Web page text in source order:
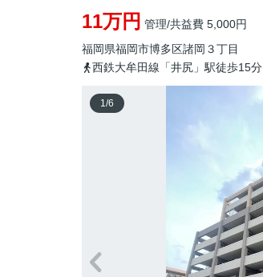
11万円 管理/共益費 5,000円
福岡県福岡市博多区諸岡 ３丁目
西鉄大牟田線「井尻」駅徒歩15分
1/6